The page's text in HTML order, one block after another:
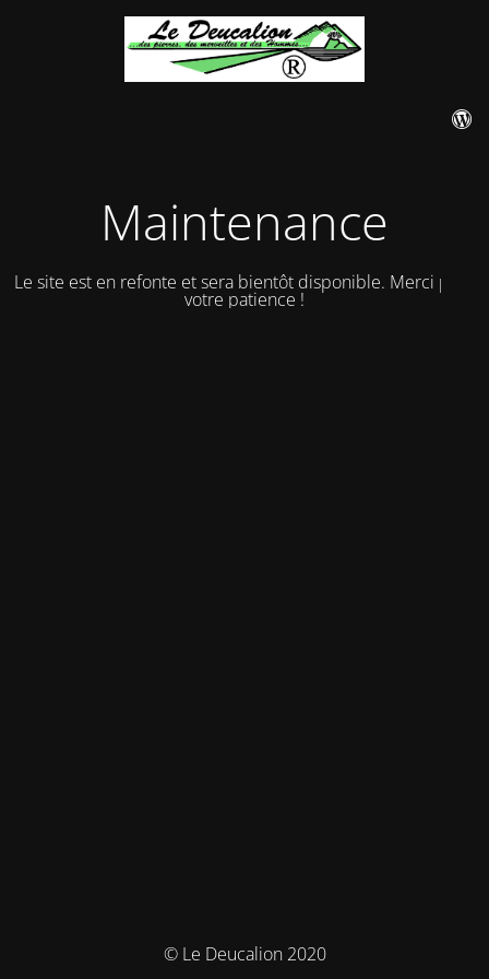
Maintenance
Le site est en refonte et sera bientôt disponible. Merci pour
votre patience !
© Le Deucalion 2020